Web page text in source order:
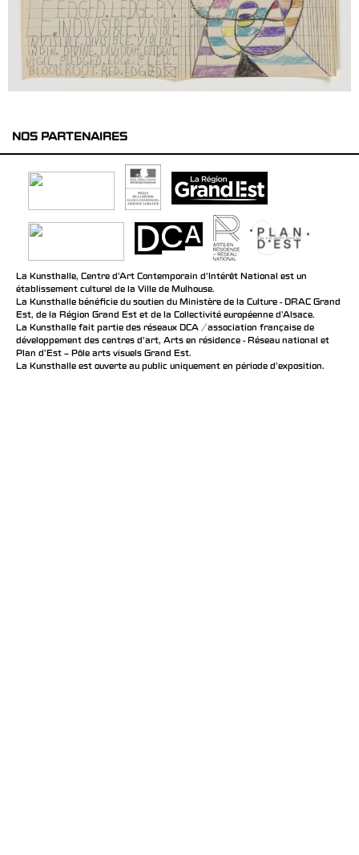
NOS PARTENAIRES
La Kunsthalle, Centre d’Art Contemporain d’Intérêt National est un
établissement culturel de la Ville de Mulhouse.
La Kunsthalle bénéficie du soutien du Ministère de la Culture - DRAC Grand
Est, de la Région Grand Est et de la Collectivité européenne d’Alsace.
La Kunsthalle fait partie des réseaux DCA / association française de
développement des centres d'art, Arts en résidence - Réseau national et
Plan d’Est – Pôle arts visuels Grand Est.
La Kunsthalle est ouverte au public uniquement en période d'exposition.